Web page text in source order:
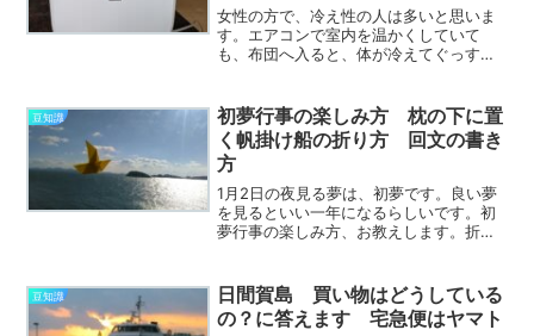
女性の方で、冷え性の人は多いと思いま
す。エアコンで室内を温かくしていて
も、布団へ入ると、体が冷えてぐっすり
と、布団乾燥機で布団を温めておく。と
いう、ただそれだけ。またそれ以...
豆知識
初夢行事の楽しみ方 枕の下に置
く帆掛け船の折り方 回文の書き
方
1月2日の夜見る夢は、初夢です。良い夢
を見るといい一年になるらしいです。初
夢行事の楽しみ方、お教えします。折り
プチ行事。楽しいですよ。良い夢を見た
ら、1年間とっておき、...
豆知識
日間賀島 買い物はどうしている
の？に答えます 宅急便はヤマト